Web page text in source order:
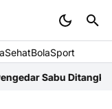
SehatBolaSport
Ditangkap Polisi